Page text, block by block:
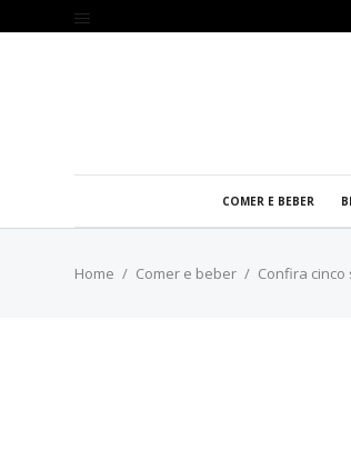
COMER E BEBER
Home Comer e beber Confira